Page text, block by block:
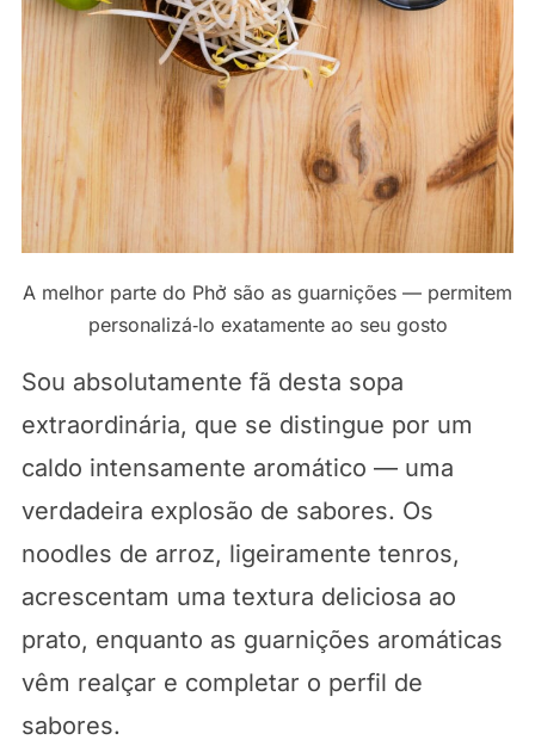
A melhor parte do Phở são as guarnições — permitem
personalizá‑lo exatamente ao seu gosto
Sou absolutamente fã desta sopa
extraordinária, que se distingue por um
caldo intensamente aromático — uma
verdadeira explosão de sabores. Os
noodles de arroz, ligeiramente tenros,
acrescentam uma textura deliciosa ao
prato, enquanto as guarnições aromáticas
vêm realçar e completar o perfil de
sabores.